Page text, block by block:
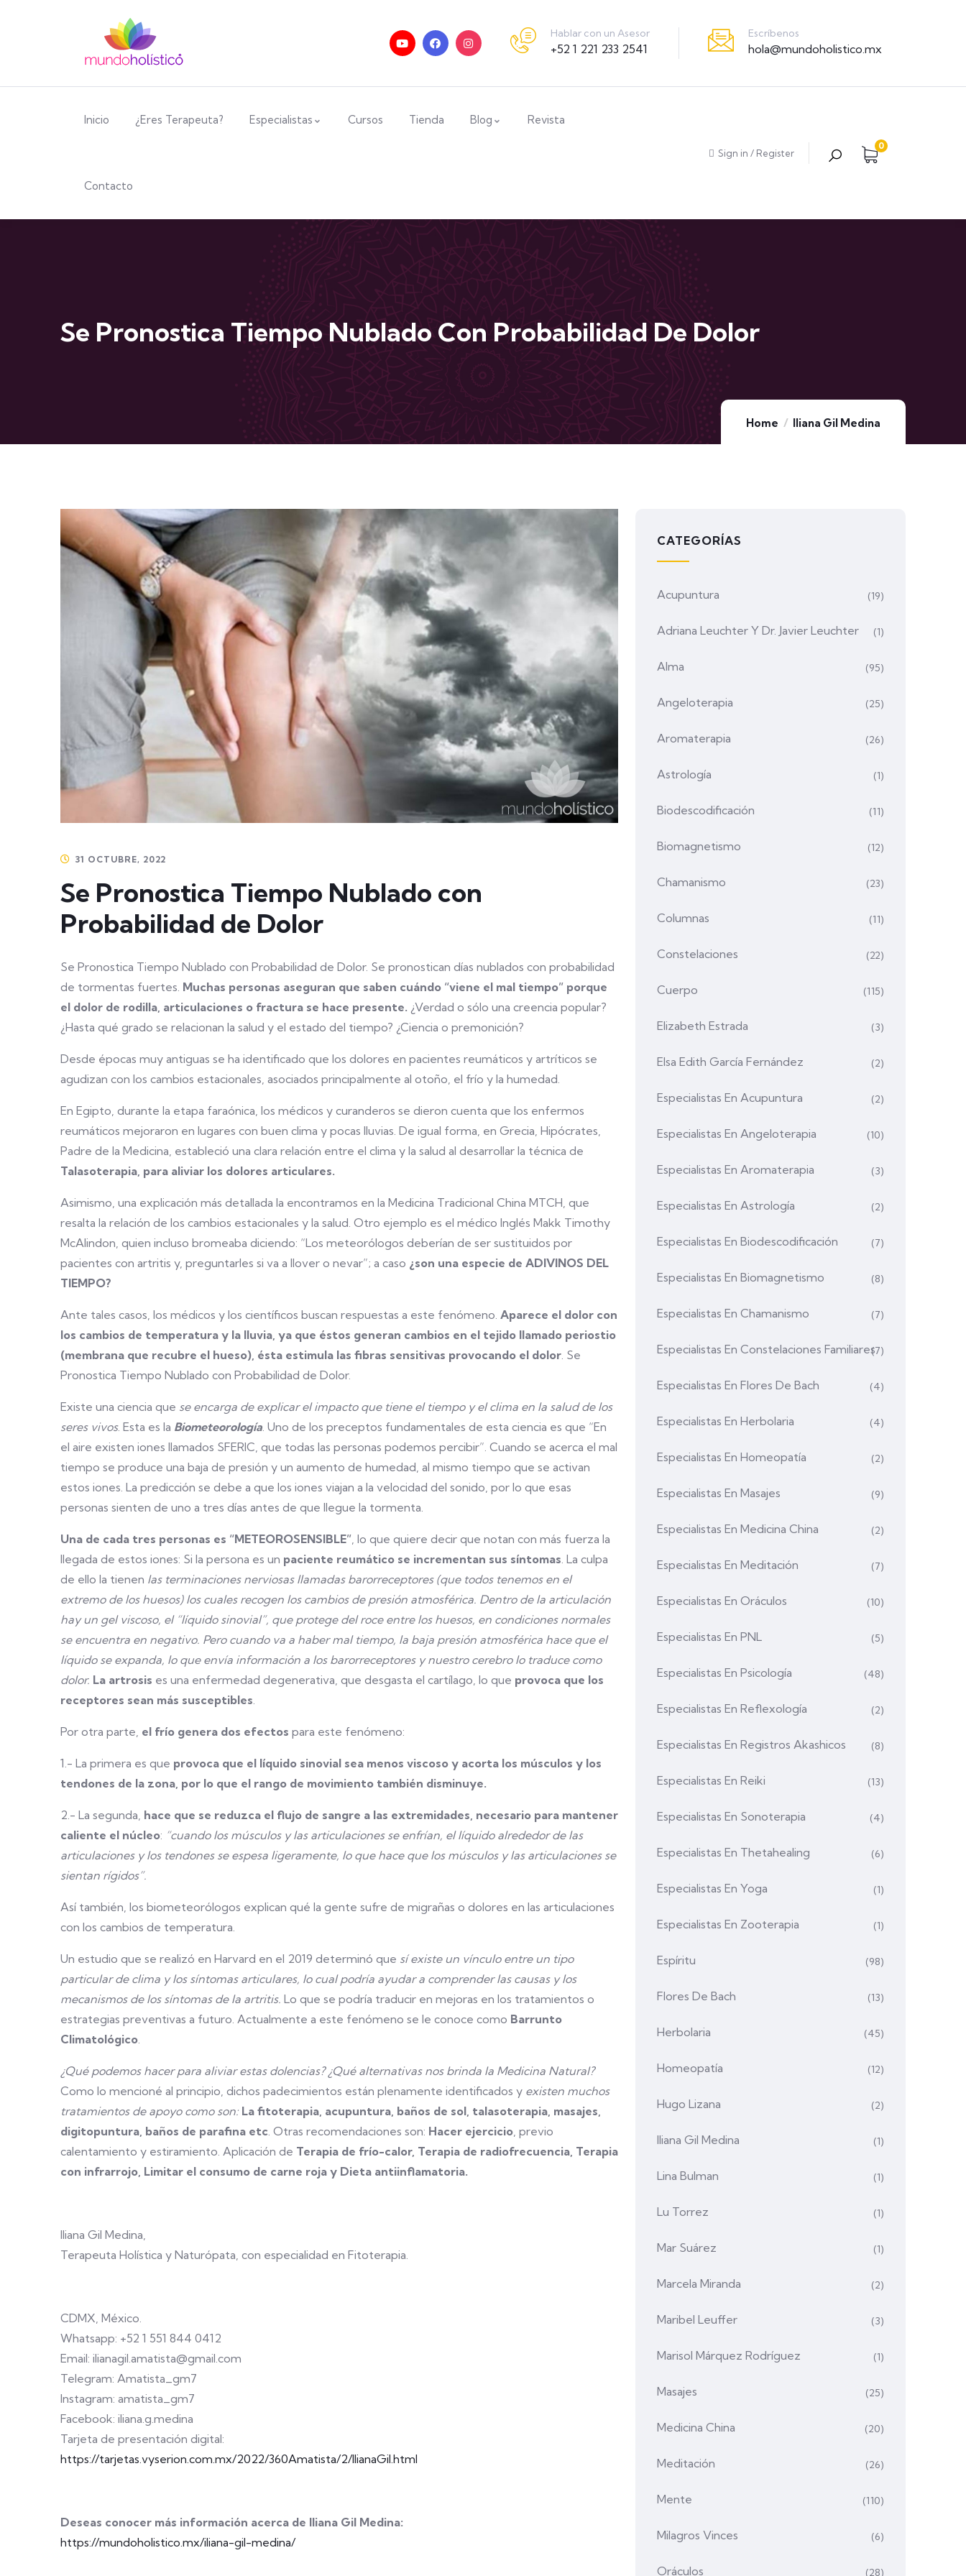
Hablar con un Asesor
+52 1 221 233 2541
Escríbenos
hola@mundoholistico.mx
Inicio ¿Eres Terapeuta? Especialistas Cursos Tienda Blog Revista
Contacto
Sign in / Register
0
Se Pronostica Tiempo Nublado Con Probabilidad De Dolor
Home Iliana Gil Medina
31 OCTUBRE, 2022
Se Pronostica Tiempo Nublado con
Probabilidad de Dolor
Se Pronostica Tiempo Nublado con Probabilidad de Dolor. Se pronostican días nublados con probabilidad
de tormentas fuertes. Muchas personas aseguran que saben cuándo “viene el mal tiempo” porque
el dolor de rodilla, articulaciones o fractura se hace presente. ¿Verdad o sólo una creencia popular?
¿Hasta qué grado se relacionan la salud y el estado del tiempo? ¿Ciencia o premonición?
Desde épocas muy antiguas se ha identificado que los dolores en pacientes reumáticos y artríticos se
agudizan con los cambios estacionales, asociados principalmente al otoño, el frío y la humedad.
En Egipto, durante la etapa faraónica, los médicos y curanderos se dieron cuenta que los enfermos
reumáticos mejoraron en lugares con buen clima y pocas lluvias. De igual forma, en Grecia, Hipócrates,
Padre de la Medicina, estableció una clara relación entre el clima y la salud al desarrollar la técnica de
Talasoterapia, para aliviar los dolores articulares.
Asimismo, una explicación más detallada la encontramos en la Medicina Tradicional China MTCH, que
resalta la relación de los cambios estacionales y la salud. Otro ejemplo es el médico Inglés Makk Timothy
McAlindon, quien incluso bromeaba diciendo: “Los meteorólogos deberían de ser sustituidos por
pacientes con artritis y, preguntarles si va a llover o nevar”; a caso ¿son una especie de ADIVINOS DEL
TIEMPO?
Ante tales casos, los médicos y los científicos buscan respuestas a este fenómeno. Aparece el dolor con
los cambios de temperatura y la lluvia, ya que éstos generan cambios en el tejido llamado periostio
(membrana que recubre el hueso), ésta estimula las fibras sensitivas provocando el dolor . Se
Pronostica Tiempo Nublado con Probabilidad de Dolor.
Existe una ciencia que se encarga de explicar el impacto que tiene el tiempo y el clima en la salud de los
seres vivos. Esta es la Biometeorología . Uno de los preceptos fundamentales de esta ciencia es que “En
el aire existen iones llamados SFERIC, que todas las personas podemos percibir”. Cuando se acerca el mal
tiempo se produce una baja de presión y un aumento de humedad, al mismo tiempo que se activan
estos iones. La predicción se debe a que los iones viajan a la velocidad del sonido, por lo que esas
personas sienten de uno a tres días antes de que llegue la tormenta.
Una de cada tres personas es “METEOROSENSIBLE” , lo que quiere decir que notan con más fuerza la
llegada de estos iones: Si la persona es un paciente reumático se incrementan sus síntomas . La culpa
de ello la tienen las terminaciones nerviosas llamadas barorreceptores (que todos tenemos en el
extremo de los huesos) los cuales recogen los cambios de presión atmosférica. Dentro de la articulación
hay un gel viscoso, el “líquido sinovial”, que protege del roce entre los huesos, en condiciones normales
se encuentra en negativo. Pero cuando va a haber mal tiempo, la baja presión atmosférica hace que el
líquido se expanda, lo que envía información a los barorreceptores y nuestro cerebro lo traduce como
dolor. La artrosis es una enfermedad degenerativa, que desgasta el cartílago, lo que provoca que los
receptores sean más susceptibles
Por otra parte, el frío genera dos efectos para este fenómeno:
1.- La primera es que provoca que el líquido sinovial sea menos viscoso y acorta los músculos y los
tendones de la zona, por lo que el rango de movimiento también disminuye.
2.- La segunda, hace que se reduzca el flujo de sangre a las extremidades, necesario para mantener
caliente el núcleo: “cuando los músculos y las articulaciones se enfrían, el líquido alrededor de las
articulaciones y los tendones se espesa ligeramente, lo que hace que los músculos y las articulaciones se
sientan rígidos”.
Así también, los biometeorólogos explican qué la gente sufre de migrañas o dolores en las articulaciones
con los cambios de temperatura.
Un estudio que se realizó en Harvard en el 2019 determinó que sí existe un vínculo entre un tipo
particular de clima y los síntomas articulares, lo cual podría ayudar a comprender las causas y los
mecanismos de los síntomas de la artritis. Lo que se podría traducir en mejoras en los tratamientos o
estrategias preventivas a futuro. Actualmente a este fenómeno se le conoce como Barrunto
Climatológico
¿Qué podemos hacer para aliviar estas dolencias? ¿Qué alternativas nos brinda la Medicina Natural?
Como lo mencioné al principio, dichos padecimientos están plenamente identificados y existen muchos
tratamientos de apoyo como son: La fitoterapia, acupuntura, baños de sol, talasoterapia, masajes,
digitopuntura, baños de parafina etc . Otras recomendaciones son: Hacer ejercicio , previo
calentamiento y estiramiento. Aplicación de Terapia de frío-calor, Terapia de radiofrecuencia, Terapia
con infrarrojo, Limitar el consumo de carne roja y Dieta antiinflamatoria.
Iliana Gil Medina,
Terapeuta Holística y Naturópata, con especialidad en Fitoterapia.
CDMX, México.
Whatsapp: +52 1 551 844 0412
Email: ilianagil.amatista@gmail.com
Telegram: Amatista_gm7
Instagram: amatista_gm7
Facebook: iliana.g.medina
Tarjeta de presentación digital:
https://tarjetas.vyserion.com.mx/2022/360Amatista/2/IlianaGil.html
Deseas conocer más información acerca de Iliana Gil Medina:
https://mundoholistico.mx/iliana-gil-medina/
CATEGORÍAS
Acupuntura (19)
Adriana Leuchter Y Dr. Javier Leuchter (1)
Alma (95)
Angeloterapia (25)
Aromaterapia (26)
Astrología (1)
Biodescodificación (11)
Biomagnetismo (12)
Chamanismo (23)
Columnas (11)
Constelaciones (22)
Cuerpo (115)
Elizabeth Estrada (3)
Elsa Edith García Fernández (2)
Especialistas En Acupuntura (2)
Especialistas En Angeloterapia (10)
Especialistas En Aromaterapia (3)
Especialistas En Astrología (2)
Especialistas En Biodescodificación (7)
Especialistas En Biomagnetismo (8)
Especialistas En Chamanismo (7)
Especialistas En Constelaciones Familiares(7)
Especialistas En Flores De Bach (4)
Especialistas En Herbolaria (4)
Especialistas En Homeopatía (2)
Especialistas En Masajes (9)
Especialistas En Medicina China (2)
Especialistas En Meditación (7)
Especialistas En Oráculos (10)
Especialistas En PNL (5)
Especialistas En Psicología (48)
Especialistas En Reflexología (2)
Especialistas En Registros Akashicos (8)
Especialistas En Reiki (13)
Especialistas En Sonoterapia (4)
Especialistas En Thetahealing (6)
Especialistas En Yoga (1)
Especialistas En Zooterapia (1)
Espíritu (98)
Flores De Bach (13)
Herbolaria (45)
Homeopatía (12)
Hugo Lizana (2)
Iliana Gil Medina (1)
Lina Bulman (1)
Lu Torrez (1)
Mar Suárez (1)
Marcela Miranda (2)
Maribel Leuffer (3)
Marisol Márquez Rodríguez (1)
Masajes (25)
Medicina China (20)
Meditación (26)
Mente (110)
Milagros Vinces (6)
Oráculos (28)